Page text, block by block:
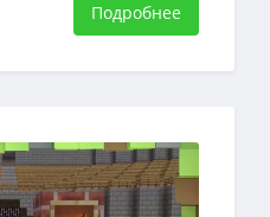
Подробнее